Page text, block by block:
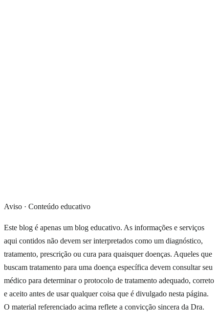
Aviso · Conteúdo educativo
Este blog é apenas um blog educativo. As informações e serviços
aqui contidos não devem ser interpretados como um diagnóstico,
tratamento, prescrição ou cura para quaisquer doenças. Aqueles que
buscam tratamento para uma doença específica devem consultar seu
médico para determinar o protocolo de tratamento adequado, correto
e aceito antes de usar qualquer coisa que é divulgado nesta página.
O material referenciado acima reflete a convicção sincera da Dra.